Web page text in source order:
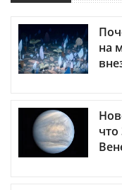
на
что